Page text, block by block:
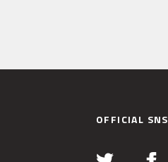
OFFICIAL SNS